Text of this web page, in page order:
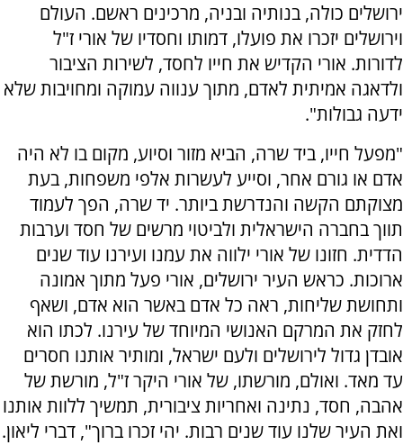
ירושלים כולה, בנותיה ובניה, מרכינים ראשם. העולם
וירושלים יזכרו את פועלו, דמותו וחסדיו של אורי ז"ל
לדורות. אורי הקדיש את חייו לחסד, לשירות הציבור
ולדאגה אמיתית לאדם, מתוך ענווה עמוקה ומחויבות שלא
ידעה גבולות".
"מפעל חייו, ביד שרה, הביא מזור וסיוע, מקום בו לא היה
אדם או גורם אחר, וסייע לעשרות אלפי משפחות, בעת
מצוקתם הקשה והנדרשת ביותר. יד שרה, הפך לעמוד
תווך בחברה הישראלית ולביטוי מרשים של חסד וערבות
הדדית. חזונו של אורי ילווה את עמנו ועירנו עוד שנים
ארוכות. כראש העיר ירושלים, אורי פעל מתוך אמונה
ותחושת שליחות, ראה כל אדם באשר הוא אדם, ושאף
לחזק את המרקם האנושי המיוחד של עירנו. לכתו הוא
אובדן גדול לירושלים ולעם ישראל, ומותיר אותנו חסרים
עד מאד. ואולם, מורשתו, של אורי היקר ז"ל, מורשת של
אהבה, חסד, נתינה ואחריות ציבורית, תמשיך ללוות אותנו
ואת העיר שלנו עוד שנים רבות. יהי זכרו ברוך", דברי ליאון.